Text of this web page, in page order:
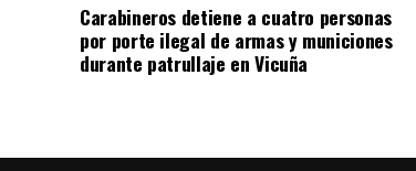
Carabineros detiene a cuatro personas
por porte ilegal de armas y municiones
durante patrullaje en Vicuña